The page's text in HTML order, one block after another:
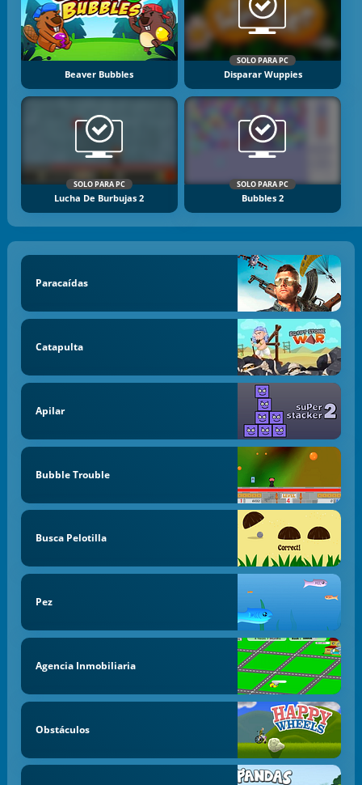
Beaver Bubbles
SOLO PARA PC
Disparar Wuppies
SOLO PARA PC
Lucha De Burbujas 2
SOLO PARA PC
Bubbles 2
Paracaídas
Catapulta
Apilar
Bubble Trouble
Busca Pelotilla
Pez
Agencia Inmobiliaria
Obstáculos